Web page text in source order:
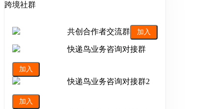
跨境社群
共创合作者交流群 加入
快递鸟业务咨询对接群
加入
快递鸟业务咨询对接群2
加入